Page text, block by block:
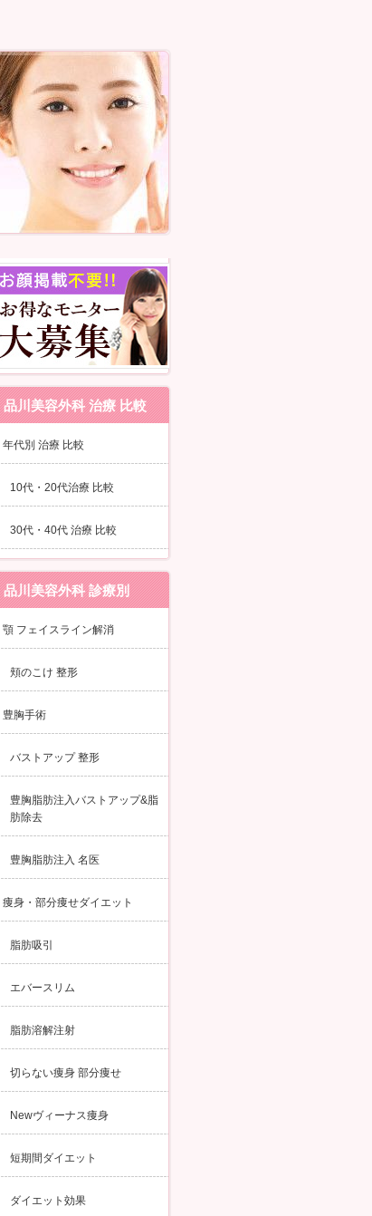
品川美容外科 治療 比較
年代別 治療 比較
10代・20代治療 比較
30代・40代 治療 比較
品川美容外科 診療別
顎 フェイスライン解消
頬のこけ 整形
豊胸手術
バストアップ 整形
豊胸脂肪注入バストアップ&脂
肪除去
豊胸脂肪注入 名医
痩身・部分痩せダイエット
脂肪吸引
エバースリム
脂肪溶解注射
切らない痩身 部分痩せ
Newヴィーナス痩身
短期間ダイエット
ダイエット効果